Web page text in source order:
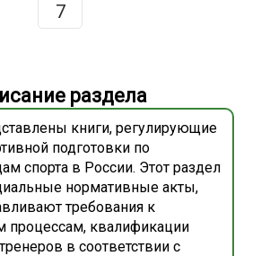
7
раздела
книги, регулирующие
подготовки по
спорта в России. Этот раздел
нормативные акты,
требования к
процессам, квалификации
в соответствии с